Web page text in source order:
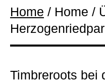
Home / Home /
Timbreroots bei